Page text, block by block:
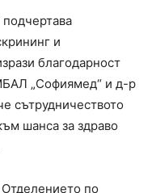
и
благодарност
„Софиямед“ и д-р
сътрудничеството
шанса за здраво
по